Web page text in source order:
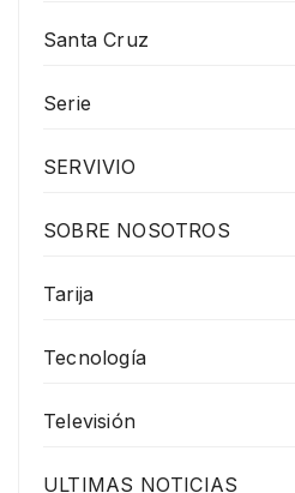
Santa Cruz
Serie
SERVIVIO
SOBRE NOSOTROS
Tarija
Tecnología
Televisión
ULTIMAS NOTICIAS